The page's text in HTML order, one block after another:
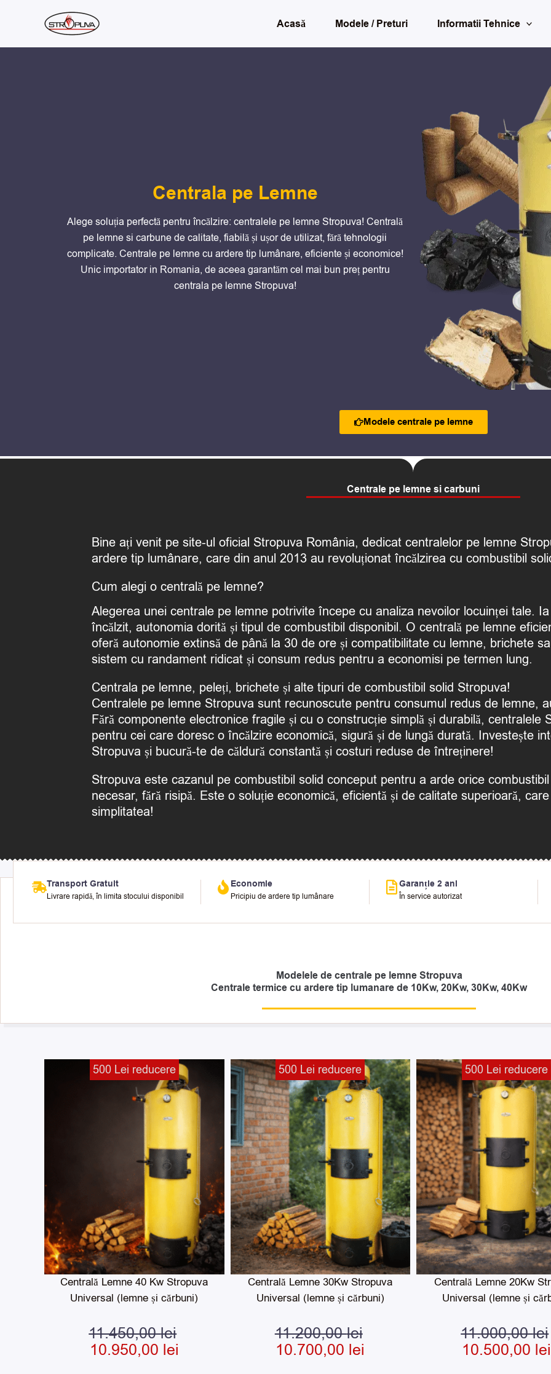
Acasă Modele / Preturi Informatii Tehnice
Centrala pe Lemne
Alege soluția perfectă pentru încălzire: centralele pe lemne Stropuva! Centrală
pe lemne si carbune de calitate, fiabilă și ușor de utilizat, fără tehnologii
complicate. Centrale pe lemne cu ardere tip lumânare, eficiente și economice!
Unic importator in Romania, de aceea garantăm cel mai bun preț pentru
centrala pe lemne Stropuva!
Modele centrale pe lemne
Centrale pe lemne si carbuni
Bine ați venit pe site-ul oficial Stropuva România, dedicat centralelor pe lemne
ardere tip lumânare, care din anul 2013 au revoluționat încălzirea cu combustibil
Cum alegi o centrală pe lemne?
Alegerea unei centrale pe lemne potrivite începe cu analiza nevoilor locuinței tale.
încălzit, autonomia dorită și tipul de combustibil disponibil. O centrală pe lemne
oferă autonomie extinsă de până la 30 de ore și compatibilitate cu lemne, brichete
sistem cu randament ridicat și consum redus pentru a economisi pe termen lung.
Centrala pe lemne, peleți, brichete și alte tipuri de combustibil solid Stropuva!
Centralele pe lemne Stropuva sunt recunoscute pentru consumul redus de lemne,
Fără componente electronice fragile și cu o construcție simplă și durabilă, centralele
pentru cei care doresc o încălzire economică, sigură și de lungă durată. Investește
Stropuva și bucură-te de căldură constantă și costuri reduse de întreținere!
Stropuva este cazanul pe combustibil solid conceput pentru a arde orice
necesar, fără risipă. Este o soluție economică, eficientă și de calitate superioară,
simplitatea!
Transport Gratuit
Livrare rapidă, în limita stocului disponibil
Economie
Pricipiu de ardere tip lumânare
Garanție 2 ani
În service autorizat
Modelele de centrale pe lemne Stropuva
Centrale termice cu ardere tip lumanare de 10Kw, 20Kw, 30Kw, 40Kw
500 Lei reducere
Centrală Lemne 40 Kw Stropuva
Universal (lemne și cărbuni)
11.450,00lei
Prețul
inițial
a
fost:
11.450,00 lei.
10.950,00 lei
Prețul
curent
este:
10.950,00 lei.
500 Lei reducere
Centrală Lemne 30Kw Stropuva
Universal (lemne și cărbuni)
11.200,00lei
Prețul
inițial
a
fost:
11.200,00 lei.
10.700,00 lei
Prețul
curent
este:
10.700,00 lei.
500 Lei reducere
Centrală Lemne 20Kw
Universal (lemne și
11.000,00lei
10.500,00 lei